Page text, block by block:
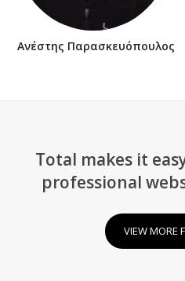
Ανέστης Παρασκευόπουλος
Total makes it
professional
VIEW MORE